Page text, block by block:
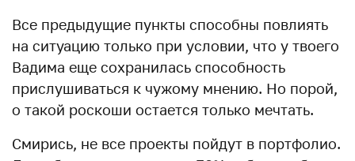
Все предыдущие пункты способны повлиять
на ситуацию только при условии, что у твоего
Вадима еще сохранилась способность
прислушиваться к чужому мнению. Но порой,
о такой роскоши остается только мечтать.
Смирись, не все проекты пойдут в портфолио.